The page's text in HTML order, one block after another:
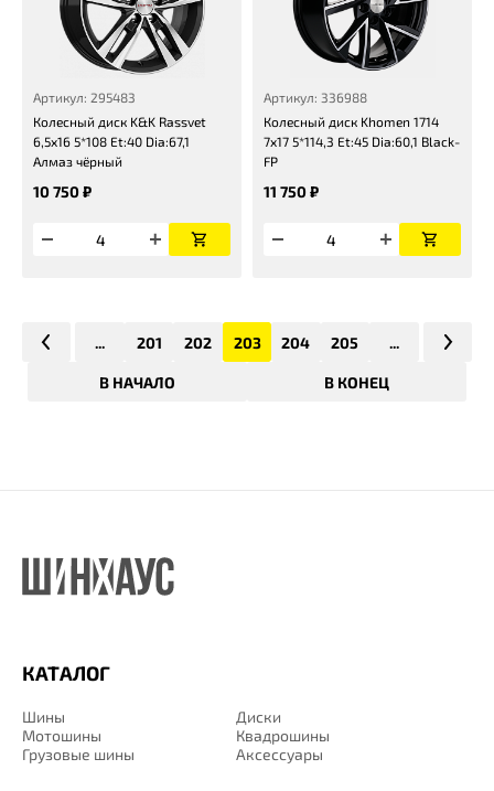
Артикул: 295483
Колесный диск K&K Rassvet
6,5x16 5*108 Et:40 Dia:67,1
Алмаз чёрный
10 750 ₽
Артикул: 336988
Колесный диск Khomen 1714
7x17 5*114,3 Et:45 Dia:60,1 Black-
FP
11 750 ₽
В НАЧАЛО
... 201 202 203 204 205 ...
В КОНЕЦ
КАТАЛОГ
Шины
Диски
Мотошины
Квадрошины
Грузовые шины
Аксессуары